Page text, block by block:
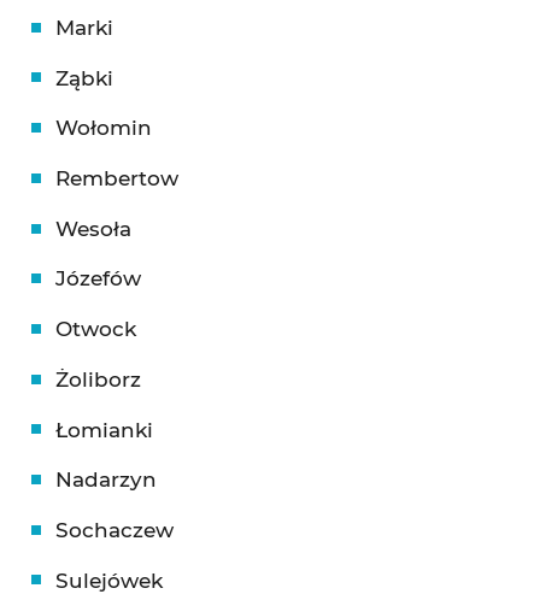
Marki
Ząbki
Wołomin
Rembertow
Wesoła
Józefów
Otwock
Żoliborz
Łomianki
Nadarzyn
Sochaczew
Sulejówek